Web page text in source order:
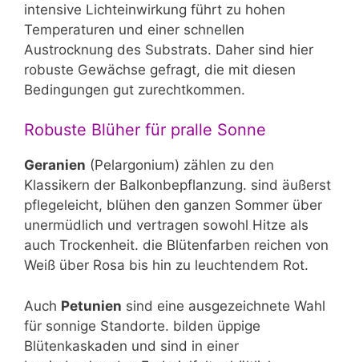
intensive Lichteinwirkung führt zu hohen
Temperaturen und einer schnellen
Austrocknung des Substrats. Daher sind hier
robuste Gewächse gefragt, die mit diesen
Bedingungen gut zurechtkommen.
Robuste Blüher für pralle Sonne
Geranien (Pelargonium) zählen zu den
Klassikern der Balkonbepflanzung. sind äußerst
pflegeleicht, blühen den ganzen Sommer über
unermüdlich und vertragen sowohl Hitze als
auch Trockenheit. die Blütenfarben reichen von
Weiß über Rosa bis hin zu leuchtendem Rot.
Auch Petunien sind eine ausgezeichnete Wahl
für sonnige Standorte. bilden üppige
Blütenkaskaden und sind in einer